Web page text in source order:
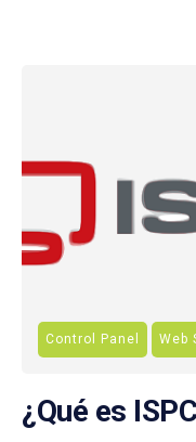
Control Panel Web
¿Qué es